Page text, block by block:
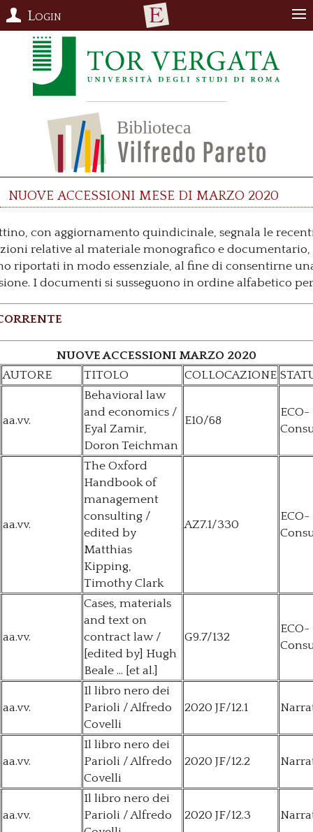
Login
Nuove accessioni mese di marzo 2020
con aggiornamento quindicinale, segnala le
relative al materiale monografico e
riportati in modo essenziale, al fine di consentirne
I documenti si susseguono in ordine alfabetico
NUOVE ACCESSIONI MARZO 2020
AUTORE
TITOLO COLLOCAZIONE
aa.vv.
Behavioral law
and economics /
Eyal Zamir,
Doron Teichman
E10/68
ECO-
aa.vv.
The Oxford
Handbook of
management
consulting /
edited by
Matthias
Kipping,
Timothy Clark
AZ7.1/330
ECO-
aa.vv.
Cases, materials
and text on
contract law /
[edited by] Hugh
Beale ... [et al.]
G9.7/132
ECO-
aa.vv.
Il libro nero dei
Parioli / Alfredo
Covelli
2020 JF/12.1
aa.vv.
Il libro nero dei
Parioli / Alfredo
Covelli
2020 JF/12.2
aa.vv.
Il libro nero dei
Parioli / Alfredo
2020 JF/12.3